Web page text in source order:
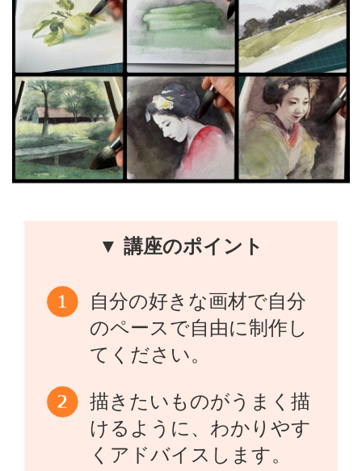
▼ 講座のポイント
自分の好きな画材で自分
のペースで自由に制作し
てください。
描きたいものがうまく描
けるように、わかりやす
くアドバイスします。